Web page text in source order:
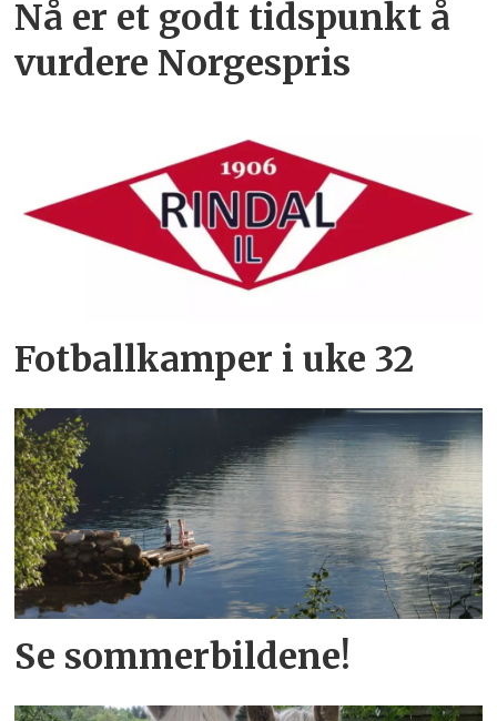
Nå er et godt tidspunkt å
vurdere Norgespris
Fotballkamper i uke 32
Se sommerbildene!